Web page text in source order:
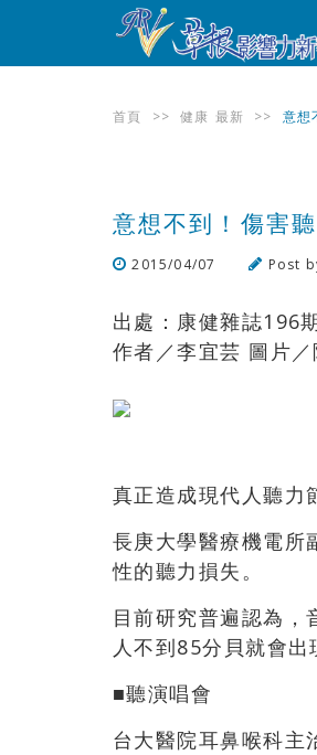
首頁 >> 健康 最新 >> 意想
意想不到！傷害
2015/04/07 Post
出處：康健雜誌196
作者／李宜芸 圖片
真正造成現代人聽力
長庚大學醫療機電所
性的聽力損失。
目前研究普遍認為，
人不到85分貝就會出
■聽演唱會
台大醫院耳鼻喉科主